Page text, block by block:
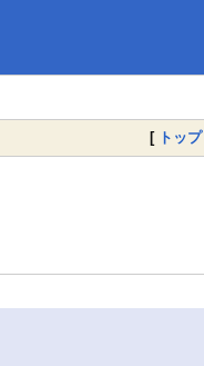
[ トップ